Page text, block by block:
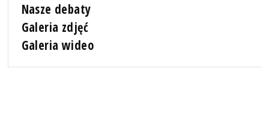
Nasze debaty
Galeria zdjęć
Galeria wideo